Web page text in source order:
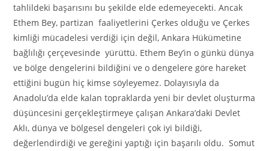
tahlildeki başarısını bu şekilde elde edemeyecekti. Ancak
Ethem Bey, partizan faaliyetlerini Çerkes olduğu ve Çerkes
kimliği mücadelesi verdiği için değil, Ankara Hükümetine
bağlılığı çerçevesinde yürüttü. Ethem Bey’in o günkü dünya
ve bölge dengelerini bildiğini ve o dengelere göre hareket
ettiğini bugün hiç kimse söyleyemez. Dolayısıyla da
Anadolu’da elde kalan topraklarda yeni bir devlet oluşturma
düşüncesini gerçekleştirmeye çalışan Ankara’daki Devlet
Aklı, dünya ve bölgesel dengeleri çok iyi bildiği,
değerlendirdiği ve gereğini yaptığı için başarılı oldu. Somut